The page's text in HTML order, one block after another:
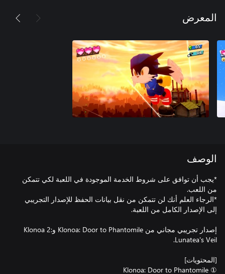
المعرض
الوصف
*يجب أن توافق على شروط الخدمة الموجودة في اللعبة لكي تتمكن
*الرجاء العلم أنك لن تتمكن من نقل بيانات الحفظ للإصدار التجريبي
إصدار تجريبي مجاني من Klonoa: Door to Phantomile وKlonoa 2: